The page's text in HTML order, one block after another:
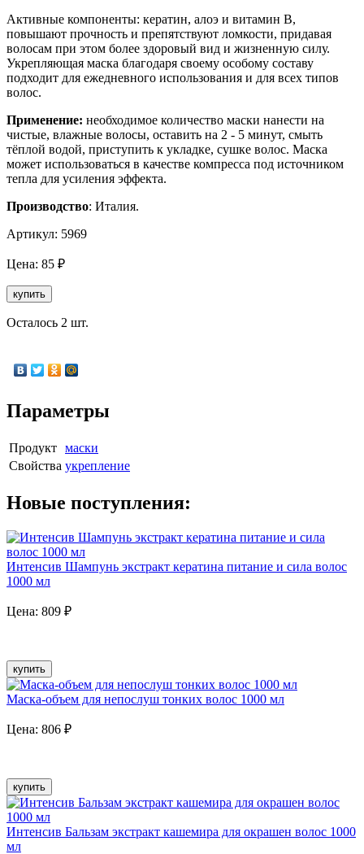
Активные компоненты: кератин, алоэ и витамин В,
повышают прочность и препятствуют ломко­сти, придавая
волосам при этом более здоровый вид и жизненную силу.
Укрепляющая маска благодаря своему особому составу
подходит для ежедневного использования и для всех типов
волос.
Применение: необходимое количество маски нанести на
чистые, влажные волосы, оставить на 2 - 5 минут, смыть
тёплой водой, приступить к укладке, сушке волос. Маска
может использоваться в качестве компресса под источником
тепла для усиления эффекта.
Производство: Италия.
Артикул: 5969
Цена: 85 ₽
купить
Осталось 2 шт.
Параметры
Продукт маски
Свойства укрепление
Новые поступления:
Интенсив Шампунь экстракт кератина питание и сила волос
1000 мл
Цена: 809 ₽
купить
Маска-объем для непослуш тонких волос 1000 мл
Цена: 806 ₽
купить
Интенсив Бальзам экстракт кашемира для окрашен волос 1000
мл